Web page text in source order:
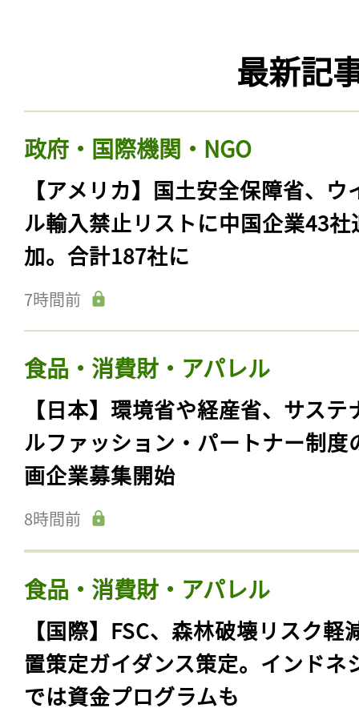
最新記
政府・国際機関・NGO
【アメリカ】国土安全保障省、ウ
ル輸入禁止リストに中国企業43社
加。合計187社に
7時間前
食品・消費財・アパレル
【日本】環境省や経産省、サステ
ルファッション・パートナー制度
画企業募集開始
8時間前
食品・消費財・アパレル
【国際】FSC、森林破壊リスク軽
置策定ガイダンス策定。インドネ
では資金プログラムも